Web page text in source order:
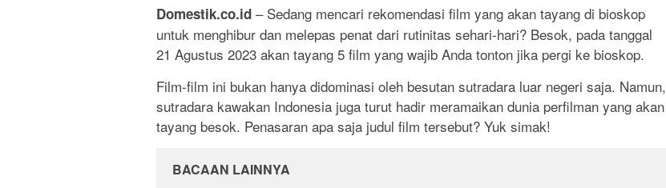
Domestik.co.id – Sedang mencari rekomendasi film yang akan tayang di bioskop
untuk menghibur dan melepas penat dari rutinitas sehari-hari? Besok, pada tanggal
21 Agustus 2023 akan tayang 5 film yang wajib Anda tonton jika pergi ke bioskop.
Film-film ini bukan hanya didominasi oleh besutan sutradara luar negeri saja. Namun,
sutradara kawakan Indonesia juga turut hadir meramaikan dunia perfilman yang akan
tayang besok. Penasaran apa saja judul film tersebut? Yuk simak!
BACAAN LAINNYA